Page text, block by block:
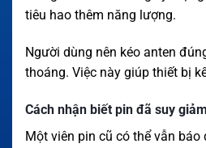
tiêu hao thêm năng lượng.
Người dùng nên kéo anten
thoáng. Việc này giúp thiết bị
Cách nhận biết pin đã suy giảm
Một viên pin cũ có thể vẫn báo